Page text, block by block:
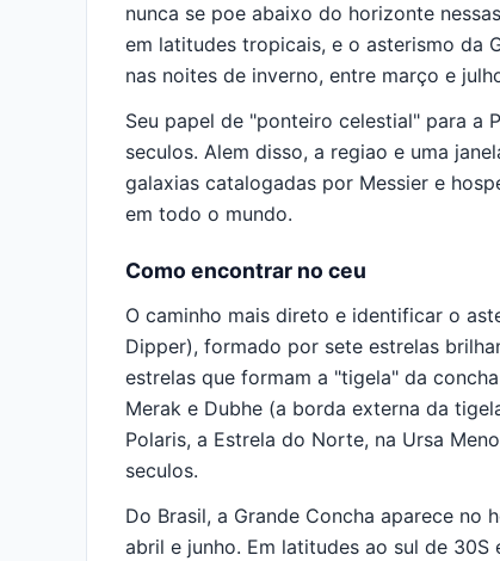
nunca se poe abaixo do horizonte
em latitudes tropicais, e o asterismo da
nas noites de inverno, entre março e
Seu papel de "ponteiro celestial" para a
seculos. Alem disso, a regiao e uma
galaxias catalogadas por Messier e
em todo o mundo.
Como encontrar no ceu
O caminho mais direto e identificar o
Dipper), formado por sete estrelas
estrelas que formam a "tigela" da
Merak e Dubhe (a borda externa da
Polaris, a Estrela do Norte, na Ursa
seculos.
Do Brasil, a Grande Concha aparece
abril e junho. Em latitudes ao sul de